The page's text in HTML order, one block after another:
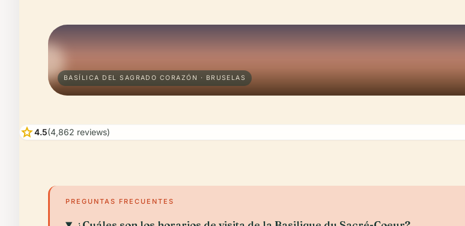
BASÍLICA DEL SAGRADO CORAZÓN · BRUSELAS
star4.5(4,862 reviews)
PREGUNTAS FRECUENTES